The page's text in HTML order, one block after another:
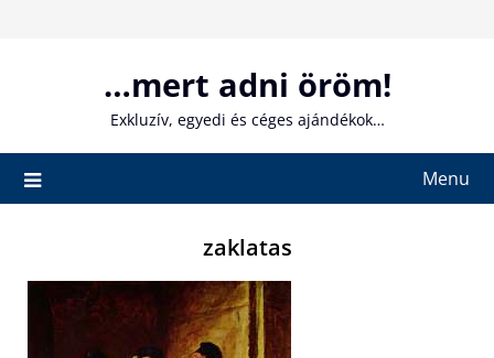
…mert adni öröm!
Exkluzív, egyedi és céges ajándékok…
Menu
zaklatas